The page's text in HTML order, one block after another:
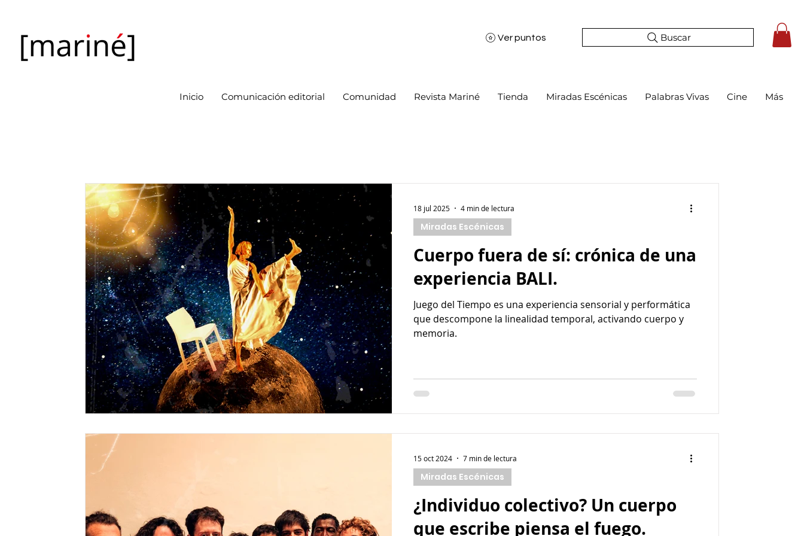
Ver puntos Buscar
Inicio Comunicación editorial Comunidad Revista Mariné Tienda Miradas Escénicas Palabras Vivas Cine Más
Cuerpo fuera de sí: crónica de una
experiencia BALI.
Juego del Tiempo es una experiencia sensorial y performática
que descompone la linealidad temporal, activando cuerpo y
memoria.
Miradas Escénicas
18 jul 2025 4 min de lectura
¿Individuo colectivo? Un cuerpo
que escribe piensa el fuego.
Miradas Escénicas
15 oct 2024 7 min de lectura